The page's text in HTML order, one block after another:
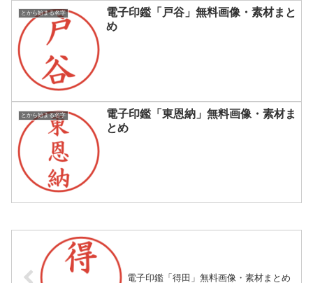
とから始まる名字
電子印鑑「戸谷」無料画像・素材まと
め
とから始まる名字
電子印鑑「東恩納」無料画像・素材ま
とめ
電子印鑑「得田」無料画像・素材まとめ